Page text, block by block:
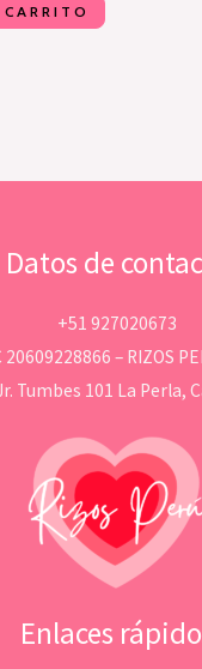
Datos de
+51 927020673
20609228866 – RIZOS
Tumbes 101 La Perla,
Enlaces